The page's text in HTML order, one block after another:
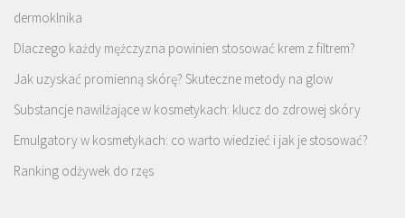
dermoklnika
Dlaczego każdy mężczyzna powinien stosować krem z filtrem?
Jak uzyskać promienną skórę? Skuteczne metody na glow
Substancje nawilżające w kosmetykach: klucz do zdrowej skóry
Emulgatory w kosmetykach: co warto wiedzieć i jak je stosować?
Ranking odżywek do rzęs